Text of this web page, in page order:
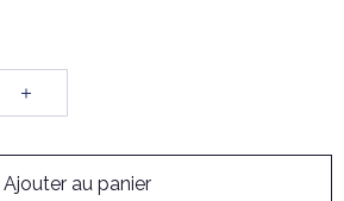
Ajouter au panier